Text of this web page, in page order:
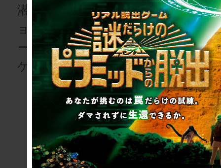
潜入してミッシ
ョンをコンプリ
ートする体験型
ゲーム・イベン
ト
あなたの謎解
力を客観的に
るための検定